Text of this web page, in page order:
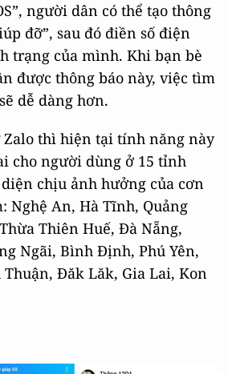
người dân có thể tạo thông
đỡ”, sau đó điền số điện
trạng của mình. Khi bạn bè
được thông báo này, việc tìm
dễ dàng hơn.
thì hiện tại tính năng này
cho người dùng ở 15 tỉnh
chịu ảnh hưởng của cơn
Nghệ An, Hà Tĩnh, Quảng
Thiên Huế, Đà Nẵng,
Ngãi, Bình Định, Phú Yên,
Đăk Lăk, Gia Lai, Kon